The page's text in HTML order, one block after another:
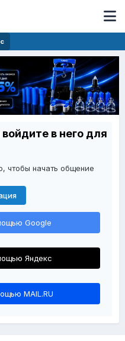
в него для
чтобы начать общение
Google
Яндекс
MAIL.RU